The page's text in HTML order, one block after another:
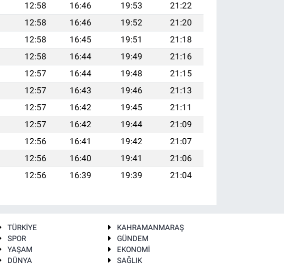
12:58 16:46 19:53
21:22
12:58 16:46 19:52
21:20
12:58 16:45 19:51
21:18
12:58 16:44 19:49
21:16
12:57 16:44 19:48
21:15
12:57 16:43 19:46
21:13
12:57 16:42 19:45
21:11
12:57 16:42 19:44
21:09
12:56 16:41 19:42
21:07
12:56 16:40 19:41
21:06
12:56 16:39 19:39 21:04
TÜRKİYE
KAHRAMANMARAŞ
SPOR
GÜNDEM
YAŞAM
EKONOMİ
DÜNYA
SAĞLIK